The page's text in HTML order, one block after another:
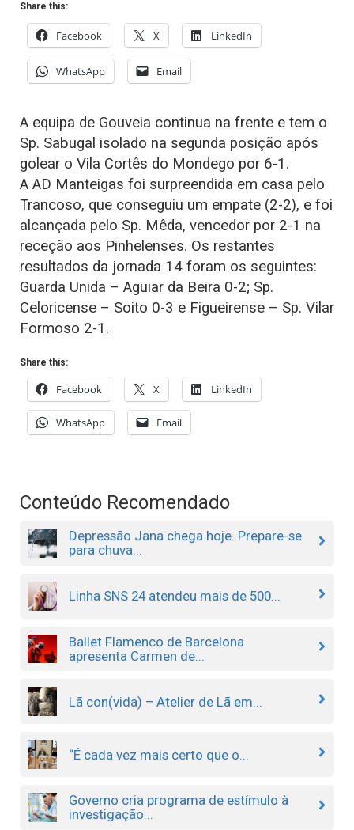
Share this:
Facebook X LinkedIn
WhatsApp Email
A equipa de Gouveia continua na frente e tem o
Sp. Sabugal isolado na segunda posição após
golear o Vila Cortês do Mondego por 6-1.
A AD Manteigas foi surpreendida em casa pelo
Trancoso, que conseguiu um empate (2-2), e foi
alcançada pelo Sp. Mêda, vencedor por 2-1 na
receção aos Pinhelenses. Os restantes
resultados da jornada 14 foram os seguintes:
Guarda Unida – Aguiar da Beira 0-2; Sp.
Celoricense – Soito 0-3 e Figueirense – Sp. Vilar
Formoso 2-1.
Share this:
Facebook X LinkedIn
WhatsApp Email
Conteúdo Recomendado
Depressão Jana chega hoje. Prepare-se
para chuva...
Linha SNS 24 atendeu mais de 500...
Ballet Flamenco de Barcelona
apresenta Carmen de...
Lã con(vida) – Atelier de Lã em...
“É cada vez mais certo que o...
Governo cria programa de estímulo à
investigação...